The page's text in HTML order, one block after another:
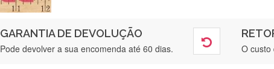
GARANTIA DE DEVOLUÇÃO
Pode devolver a sua encomenda até 60 dias. O custo